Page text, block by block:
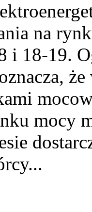
na
i 18-19.
mocy